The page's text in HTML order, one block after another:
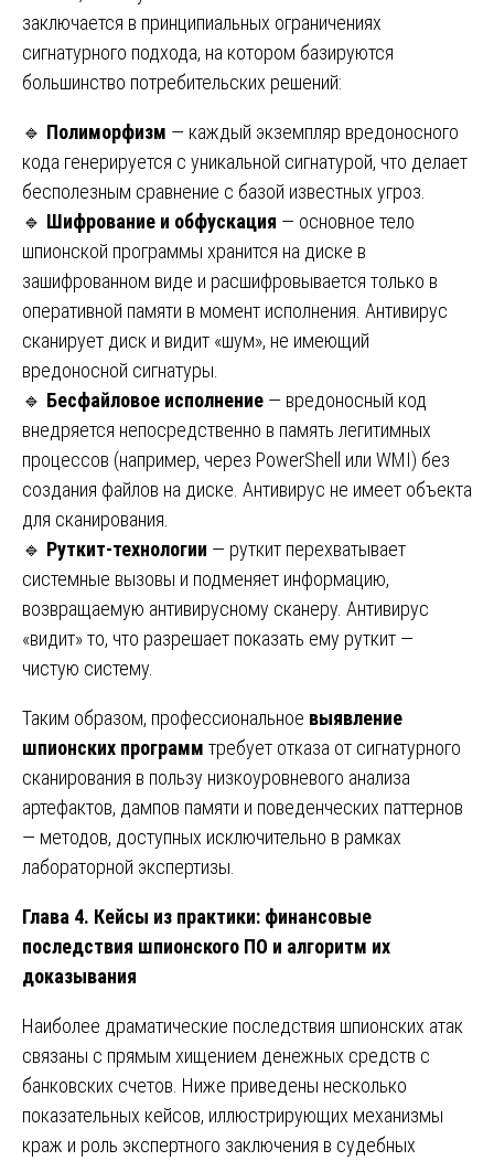
заключается в принципиальных ограничениях
сигнатурного подхода, на котором базируются
большинство потребительских решений:
🔹 Полиморфизм — каждый экземпляр вредоносного
кода генерируется с уникальной сигнатурой, что делает
бесполезным сравнение с базой известных угроз.
🔹 Шифрование и обфускация — основное тело
шпионской программы хранится на диске в
зашифрованном виде и расшифровывается только в
оперативной памяти в момент исполнения. Антивирус
сканирует диск и видит «шум», не имеющий
вредоносной сигнатуры.
🔹 Бесфайловое исполнение — вредоносный код
внедряется непосредственно в память легитимных
процессов (например, через PowerShell или WMI) без
создания файлов на диске. Антивирус не имеет объекта
для сканирования.
🔹 Руткит-технологии — руткит перехватывает
системные вызовы и подменяет информацию,
возвращаемую антивирусному сканеру. Антивирус
«видит» то, что разрешает показать ему руткит —
чистую систему.
Таким образом, профессиональное выявление
шпионских программ требует отказа от сигнатурного
сканирования в пользу низкоуровневого анализа
артефактов, дампов памяти и поведенческих паттернов
— методов, доступных исключительно в рамках
лабораторной экспертизы.
Глава 4. Кейсы из практики: финансовые
последствия шпионского ПО и алгоритм их
доказывания
Наиболее драматические последствия шпионских атак
связаны с прямым хищением денежных средств с
банковских счетов. Ниже приведены несколько
показательных кейсов, иллюстрирующих механизмы
краж и роль экспертного заключения в судебных